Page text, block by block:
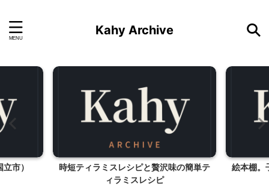
Kahy Archive
市）
時短ティラミスレシピと贅沢味の簡単テ
ィラミスレシピ
絵本棚。